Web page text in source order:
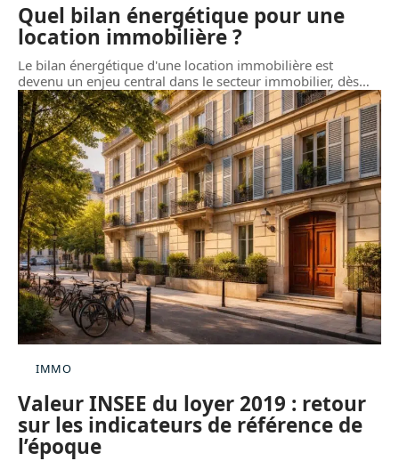
Quel bilan énergétique pour une
location immobilière ?
Le bilan énergétique d'une location immobilière est
devenu un enjeu central dans le secteur immobilier, dès…
IMMO
Valeur INSEE du loyer 2019 : retour
sur les indicateurs de référence de
l’époque